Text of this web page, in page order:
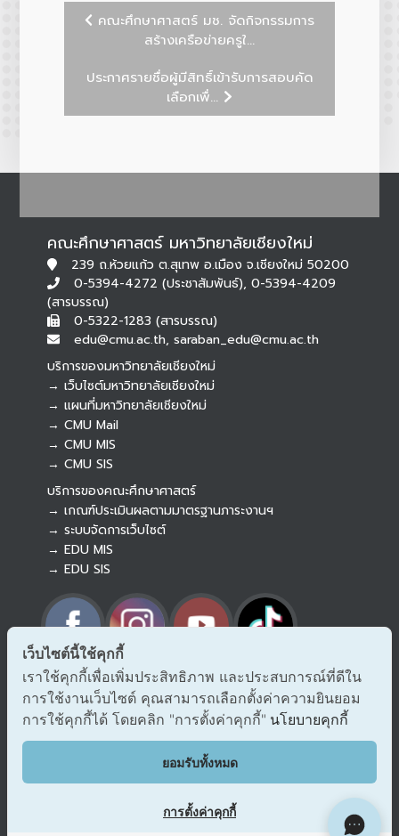
คณะศึกษาศาสตร์ มช. จัดกิจกรรมการ
สร้างเครือข่ายครูใ...
ประกาศรายชื่อผู้มีสิทธิ์เข้ารับการสอบคัด
เลือกเพื่...
คณะศึกษาศาสตร์ มหาวิทยาลัยเชียงใหม่
239 ถ.ห้วยแก้ว ต.สุเทพ อ.เมือง จ.เชียงใหม่ 50200
0-5394-4272 (ประชาสัมพันธ์), 0-5394-4209
(สารบรรณ)
0-5322-1283 (สารบรรณ)
edu@cmu.ac.th, saraban_edu@cmu.ac.th
บริการของมหาวิทยาลัยเชียงใหม่
→ เว็บไซต์มหาวิทยาลัยเชียงใหม่
→ แผนที่มหาวิทยาลัยเชียงใหม่
→ CMU Mail
→ CMU MIS
→ CMU SIS
บริการของคณะศึกษาศาสตร์
→ เกณฑ์ประเมินผลตามมาตรฐานภาระงานฯ
→ ระบบจัดการเว็บไซต์
→ EDU MIS
→ EDU SIS
→ ร้องเรียนทุจริตและประพฤติมิชอบ
→ แจ้งเรื่องร้องออนไลน์ สำนักงาน ป.ป.ช.
→ รับเรื่องร้องเรียน/แจ้งเบาะแส สำนักงาน ป.ป.ท.
แสดงความคิดเห็น/ข้อเสนอแนะ
Botnoi Assistant
Connecting…
เว็บไซต์นี้ใช้คุกกี้
เราใช้คุกกี้เพื่อเพิ่มประสิทธิภาพ และประสบการณ์ที่ดีใน
การใช้งานเว็บไซต์ คุณสามารถเลือกตั้งค่าความยินยอม
การใช้คุกกี้ได้ โดยคลิก "การตั้งค่าคุกกี้" นโยบายคุกกี้
ยอมรับทั้งหมด
การตั้งค่าคุกกี้